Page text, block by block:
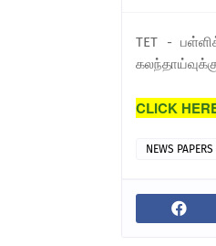
TET -
CLICK
NEWS PAPERS